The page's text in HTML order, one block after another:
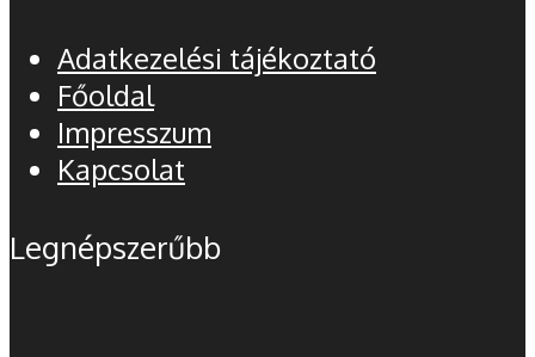
Adatkezelési tájékoztató
Főoldal
Impresszum
Kapcsolat
Legnépszerűbb